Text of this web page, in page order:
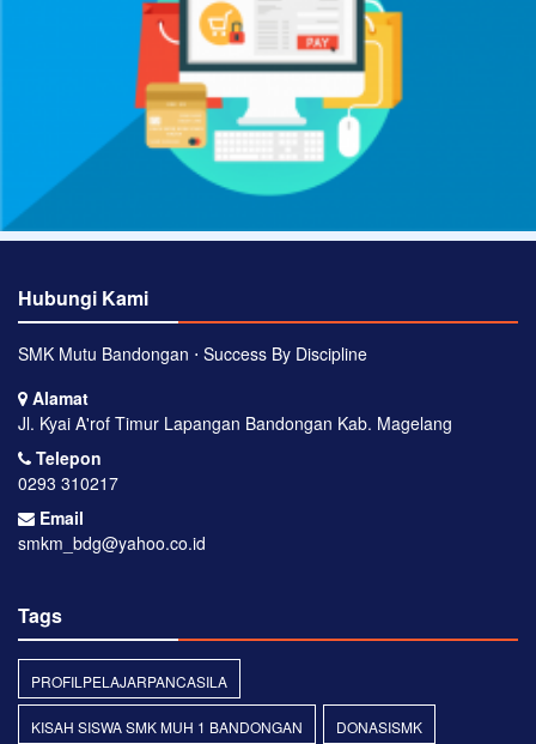
Hubungi Kami
SMK Mutu Bandongan ⋅ Success By Discipline
Alamat
Jl. Kyai A'rof Timur Lapangan Bandongan Kab. Magelang
Telepon
0293 310217
Email
smkm_bdg@yahoo.co.id
Tags
PROFILPELAJARPANCASILA
KISAH SISWA SMK MUH 1 BANDONGAN DONASISMK